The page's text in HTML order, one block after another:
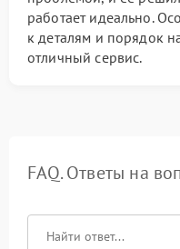
работает идеально.
к деталям и порядок
отличный сервис.
FAQ. Ответы на